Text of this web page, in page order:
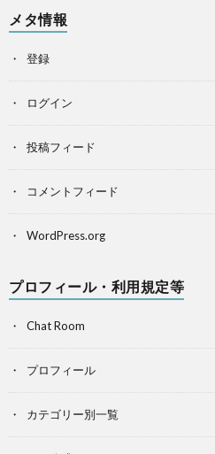
メタ情報
登録
ログイン
投稿フィード
コメントフィード
WordPress.org
プロフィール・利用規定等
Chat Room
プロフィール
カテゴリー別一覧